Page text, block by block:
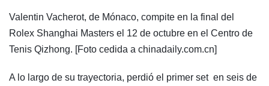
​Valentin Vacherot, de Mónaco, compite en la final del
Rolex Shanghai Masters el 12 de octubre en el Centro de
Tenis Qizhong. [Foto cedida a chinadaily.com.cn]
A lo largo de su trayectoria, perdió el primer set en seis de